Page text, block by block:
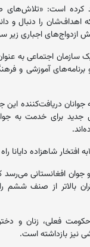
کرده است: «تلاش‌های
اهداف‌شان را دنبال و
ازدواج‌های اجباری
سازمان اجتماعی به
آموزشی و
دریافت‌کننده این
برای خدمت به
بالاتر از صنف ششم را
فعلی، زنان و
نیز بازداشته است.